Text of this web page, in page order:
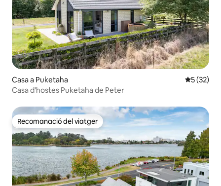
Casa a Puketaha 5 de
5 (32)
Casa d'hostes Puketaha de Peter
Recomanació del viatger
Recomanació del viatger